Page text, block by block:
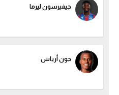
جيفيرسون ليرما
جون أرياس